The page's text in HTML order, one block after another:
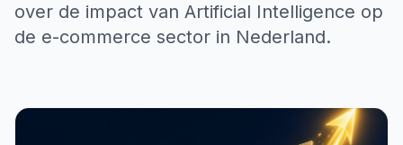
over de impact van Artificial Intelligence op
de e-commerce sector in Nederland.